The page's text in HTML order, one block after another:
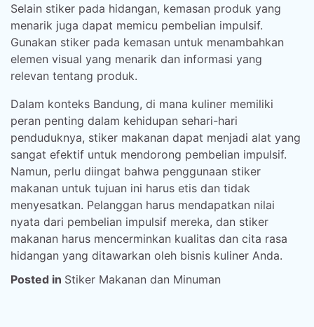
Selain stiker pada hidangan, kemasan produk yang
menarik juga dapat memicu pembelian impulsif.
Gunakan stiker pada kemasan untuk menambahkan
elemen visual yang menarik dan informasi yang
relevan tentang produk.
Dalam konteks Bandung, di mana kuliner memiliki
peran penting dalam kehidupan sehari-hari
penduduknya, stiker makanan dapat menjadi alat yang
sangat efektif untuk mendorong pembelian impulsif.
Namun, perlu diingat bahwa penggunaan stiker
makanan untuk tujuan ini harus etis dan tidak
menyesatkan. Pelanggan harus mendapatkan nilai
nyata dari pembelian impulsif mereka, dan stiker
makanan harus mencerminkan kualitas dan cita rasa
hidangan yang ditawarkan oleh bisnis kuliner Anda.
Posted in Stiker Makanan dan Minuman